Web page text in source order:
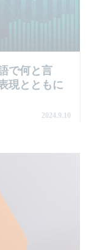
で何と言
現とともに
2024.9.10